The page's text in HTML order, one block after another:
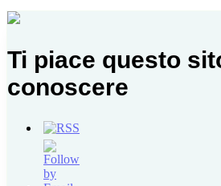
Ti piace questo
conoscere